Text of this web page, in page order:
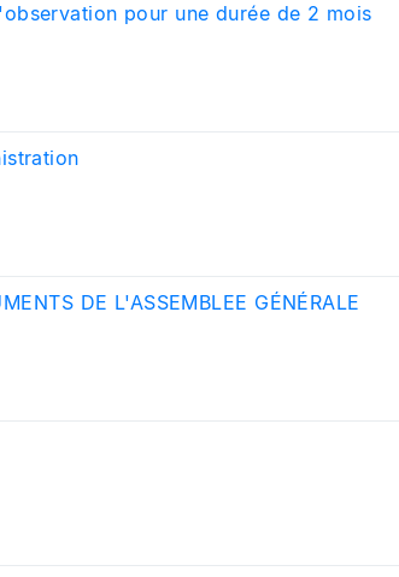
pour une durée de 2 mois
DE L'ASSEMBLEE GÉNÉRALE